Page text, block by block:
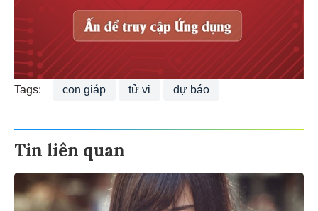
Tags: con giáp tử vi dự báo
Tin liên quan